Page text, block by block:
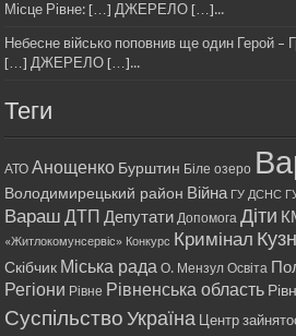
Місце Рівне: […] ДЖЕРЕЛО […]...
Небесне військо поповнив ще один Герой –
[…] ДЖЕРЕЛО […]...
Теги
АТО Анощенко Бурштин Біле озеро
Володимирецький район Війна ГУ ДСНС
Вараш ДТП Депутати Допомога Діти
«Житлокомунсервіс» Конкурс Кримінал
Скібчик Міська рада О. Мензул Освіта
Регіони Рівне Рівненська область
Суспільство Україна Центр